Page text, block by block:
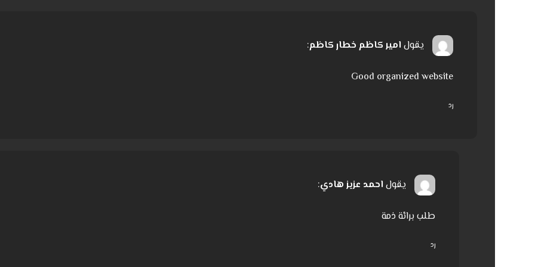
يقول امير كاظم خطار كاظم:
Good organized website
رد
يقول احمد عزيز هادي:
طلب برائة ذمة
رد